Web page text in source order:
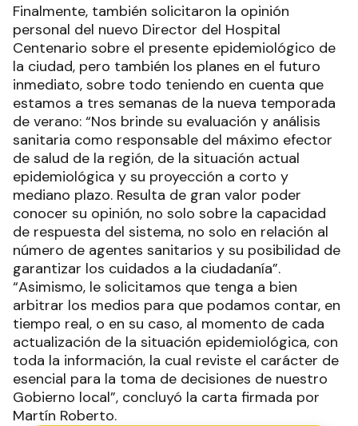
Finalmente, también solicitaron la opinión
personal del nuevo Director del Hospital
Centenario sobre el presente epidemiológico de
la ciudad, pero también los planes en el futuro
inmediato, sobre todo teniendo en cuenta que
estamos a tres semanas de la nueva temporada
de verano: “Nos brinde su evaluación y análisis
sanitaria como responsable del máximo efector
de salud de la región, de la situación actual
epidemiológica y su proyección a corto y
mediano plazo. Resulta de gran valor poder
conocer su opinión, no solo sobre la capacidad
de respuesta del sistema, no solo en relación al
número de agentes sanitarios y su posibilidad de
garantizar los cuidados a la ciudadanía”.
“Asimismo, le solicitamos que tenga a bien
arbitrar los medios para que podamos contar, en
tiempo real, o en su caso, al momento de cada
actualización de la situación epidemiológica, con
toda la información, la cual reviste el carácter de
esencial para la toma de decisiones de nuestro
Gobierno local”, concluyó la carta firmada por
Martín Roberto.